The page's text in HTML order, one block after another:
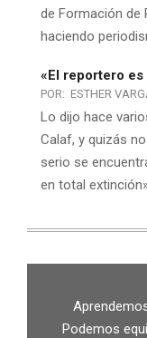
de Formación de
haciendo
«El reportero
POR: ESTHER
Lo dijo hace
Calaf, y quizás
serio se
en total
Podemos